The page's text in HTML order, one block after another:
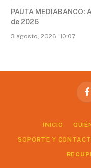
PAUTA
de 2026
3 agosto, 2026 - 10:07
INICIO
SOPORTE Y